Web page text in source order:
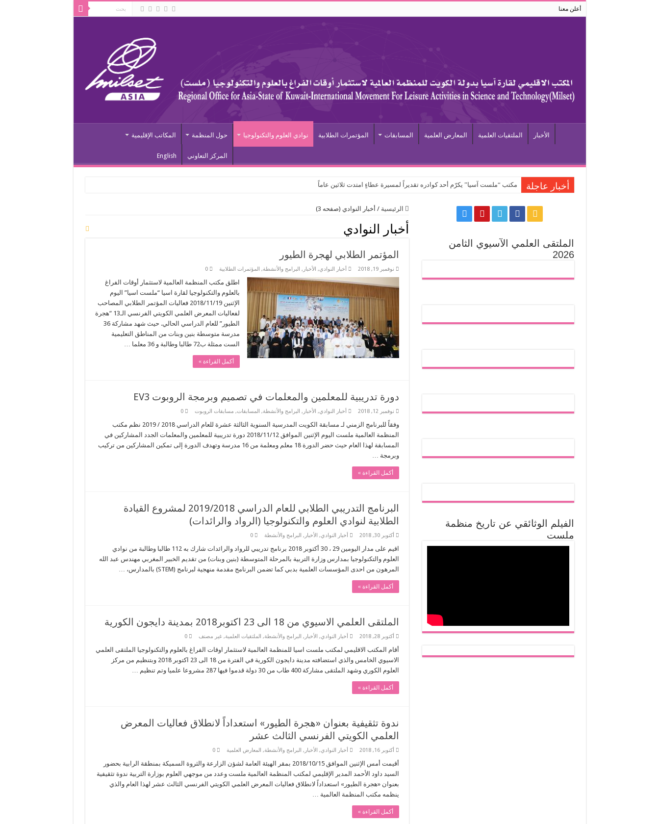
أعلن معنا
الأخبار الملتقيات العلمية المعارض العلمية المسابقات المؤتمرات الطلابية نوادي العلوم والتكنولوجيا حول المنظمة المكاتب الإقليمية
المركز التعاوني English
أخبار عاجلة مكتب “ملست آسيا” يكرّم أحد كوادره تقديراً لمسيرة عطاءٍ امتدت ثلاثين عاماً
الرئيسية / أخبار النوادي (صفحه 3)
أخبار النوادي
المؤتمر الطلابي لهجرة الطيور
نوفمبر 19, 2018 أخبار النوادي, الأخبار , البرامج والأنشطة, المؤتمرات الطلابية 0
اطلق مكتب المنظمة العالمية لاستثمار أوقات الفراغ
بالعلوم والتكنولوجيا لقارة اسيا “ملست اسيا” اليوم
الإثنين 2018/11/19 فعاليات المؤتمر الطلابي المصاحب
لفعاليات المعرض العلمي الكويتي الفرنسي الـ13 “هجرة
الطيور” للعام الدراسي الحالي. حيث شهد مشاركة 36
مدرسة متوسطة بنين وبنات من المناطق التعليمية
الست ممثلة ب72 طالبا وطالبة و 36 معلما …
أكمل القراءة »
دورة تدريبية للمعلمين والمعلمات في تصميم وبرمجة الروبوت EV3
نوفمبر 12, 2018 أخبار النوادي, الأخبار , البرامج والأنشطة, المسابقات, مسابقات الروبوت 0
وفقاً للبرنامج الزمني لـ مسابقة الكويت المدرسية السنوية الثالثة عشرة للعام الدراسي 2018 / 2019 نظم مكتب
المنظمة العالمية ملست اليوم الإثنين الموافق 2018/11/12 دورة تدريبية للمعلمين والمعلمات الجدد المشاركين في
المسابقة لهذا العام حيث حضر الدورة 18 معلم ومعلمة من 16 مدرسة وتهدف الدورة إلى تمكين المشاركين من تركيب
وبرمجة …
أكمل القراءة »
البرنامج التدريبي الطلابي للعام الدراسي 2019/2018 لمشروع القيادة
الطلابية لنوادي العلوم والتكنولوجيا (الرواد والرائدات)
أكتوبر 30, 2018 أخبار النوادي, الأخبار , البرامج والأنشطة 0
اقيم على مدار اليومين 29 ، 30 أكتوبر 2018 برنامج تدريبي للرواد والرائدات شارك به 112 طالبا وطالبة من نوادي
العلوم والتكنولوجيا بمدارس وزارة التربية بالمرحلة المتوسطة (بنين وبنات) من تقديم الخبير المغربي مهندس عبد الله
المرهون من احدى المؤسسات العلمية بدبي كما تضمن البرنامج مقدمة منهجية لبرنامج (STEM) بالمدارس، …
أكمل القراءة »
الملتقى العلمي الاسيوي من 18 الى 23 اكتوبر2018 بمدينة دايجون الكورية
أكتوبر 28, 2018 أخبار النوادي, الأخبار , البرامج والأنشطة, الملتقيات العلمية,غير مصنف 0
أقام المكتب الاقليمي لمكتب ملست اسيا للمنظمة العالمية لاستثمار اوقات الفراغ بالعلوم والتكنولوجيا الملتقى العلمي
الاسيوي الخامس والذي استضافته مدينة دايجون الكورية في الفترة من 18 الى 23 اكتوبر 2018 وبتنظيم من مركز
العلوم الكوري وشهد الملتقى مشاركة 400 طاب من 30 دولة قدموا فيها 287 مشروعا علميا وتم تنظيم …
أكمل القراءة »
ندوة تثقيفية بعنوان «هجرة الطيور» استعداداً لانطلاق فعاليات المعرض
العلمي الكويتي الفرنسي الثالث عشر
أكتوبر 16, 2018 أخبار النوادي, الأخبار , البرامج والأنشطة, المعارض العلمية 0
أقيمت أمس الإثنين الموافق 2018/10/15 بمقر الهيئة العامة لشؤن الزارعة والثروة السميكة بمنطقة الرابية بحضور
السيد داود الأحمد المدير الإقليمي لمكتب المنظمة العالمية ملست وعدد من موجهي العلوم بوزارة التربية ندوة تثقيفية
بعنوان «هجرة الطيور» استعداداً لانطلاق فعاليات المعرض العلمي الكويتي الفرنسي الثالث عشر لهذا العام والذي
ينظمه مكتب المنظمة العالمية …
أكمل القراءة »
الملتقى العلمي الآسيوي الثامن
2026
الفيلم الوثائقي عن تاريخ منظمة
ملست